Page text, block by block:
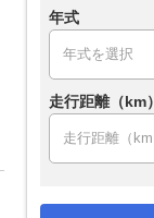
年式
走行距離（km）